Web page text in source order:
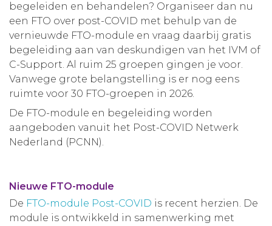
begeleiden en behandelen? Organiseer dan nu
een FTO over post-COVID met behulp van de
vernieuwde FTO-module en vraag daarbij gratis
begeleiding aan van deskundigen van het IVM of
C-Support. Al ruim 25 groepen gingen je voor.
Vanwege grote belangstelling is er nog eens
ruimte voor 30 FTO-groepen in 2026.
De FTO-module en begeleiding worden
aangeboden vanuit het Post-COVID Netwerk
Nederland (PCNN).
Nieuwe FTO-module
De FTO-module Post-COVID is recent herzien. De
module is ontwikkeld in samenwerking met